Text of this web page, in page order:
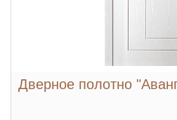
Дверное полотно